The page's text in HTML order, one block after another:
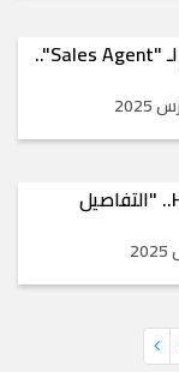
"سهولة" تعلن عن حاجتها لـ "Sales Agent"..
وظيفة خالية في بنك HSBC.. "التفاصيل